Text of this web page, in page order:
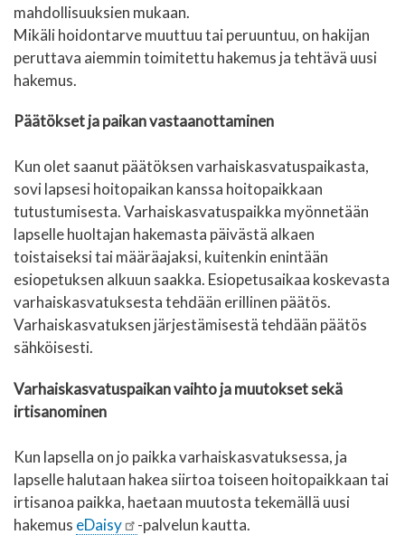
mahdollisuuksien mukaan.
Mikäli hoidontarve muuttuu tai peruuntuu, on hakijan
peruttava aiemmin toimitettu hakemus ja tehtävä uusi
hakemus.
Päätökset ja paikan vastaanottaminen
Kun olet saanut päätöksen varhaiskasvatuspaikasta,
sovi lapsesi hoitopaikan kanssa hoitopaikkaan
tutustumisesta. Varhaiskasvatuspaikka myönnetään
lapselle huoltajan hakemasta päivästä alkaen
toistaiseksi tai määräajaksi, kuitenkin enintään
esiopetuksen alkuun saakka. Esiopetusaikaa koskevasta
varhaiskasvatuksesta tehdään erillinen päätös.
Varhaiskasvatuksen järjestämisestä tehdään päätös
sähköisesti.
Varhaiskasvatuspaikan vaihto ja muutokset sekä
irtisanominen
Kun lapsella on jo paikka varhaiskasvatuksessa, ja
lapselle halutaan hakea siirtoa toiseen hoitopaikkaan tai
irtisanoa paikka, haetaan muutosta tekemällä uusi
hakemus eDaisy
-palvelun kautta.